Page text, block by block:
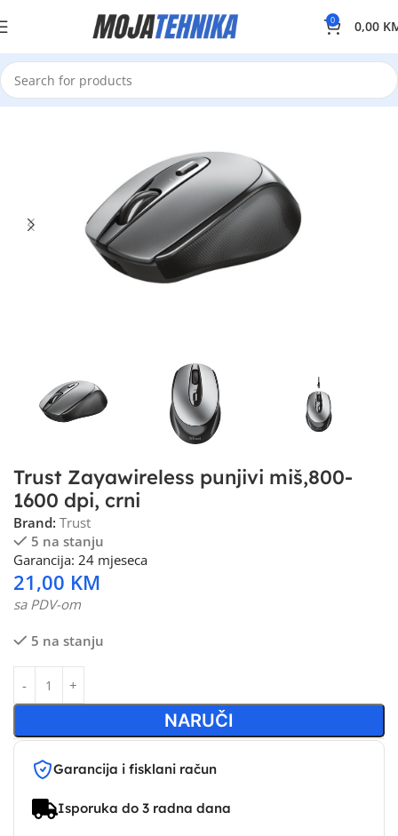
0 0,00
Trust Zayawireless punjivi miš,800-
1600 dpi, crni
Brand: Trust
5 na stanju
Garancija: 24 mjeseca
21,00 KM
sa PDV-om
5 na stanju
NARUČI
Garancija i fisklani račun
Isporuka do 3 radna dana